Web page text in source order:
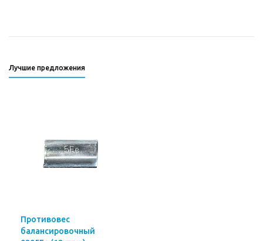
Лучшие предложения
Противовес
балансировочный